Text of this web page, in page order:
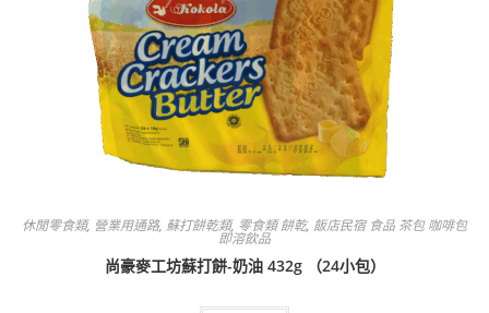
休閒零食類, 營業用通路, 蘇打餅乾類, 零食類 餅乾, 飯店民宿 食品 茶包 咖啡包
即溶飲品
尚豪麥工坊蘇打餅-奶油 432g （24小包）